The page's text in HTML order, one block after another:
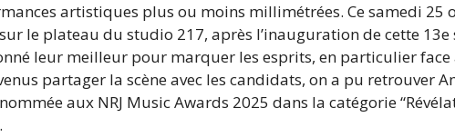
artistiques plus ou moins millimétrées. Ce samedi 25
le plateau du studio 217, après l’inauguration de cette
leur meilleur pour marquer les esprits, en particulier
partager la scène avec les candidats, on a pu retrouver
aux NRJ Music Awards 2025 dans la catégorie